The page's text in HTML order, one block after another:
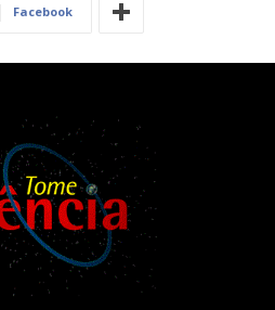
Facebook